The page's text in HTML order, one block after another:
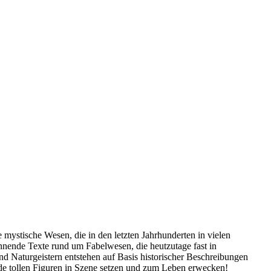
Wesen, die in den letzten Jahrhunderten in vielen
Texte rund um Fabelwesen, die heutzutage fast in
Naturgeistern entstehen auf Basis historischer Beschreibungen
tollen Figuren in Szene setzen und zum Leben erwecken!